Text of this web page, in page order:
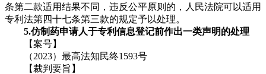
条第二款适用结果不同，违反公平原则的，人民法院可以适用
专利法第四十七条第三款的规定予以处理。
5.仿制药申请人于专利信息登记前作出一类声明的处理
【案号】
（2023）最高法知民终1593号
【裁判要旨】